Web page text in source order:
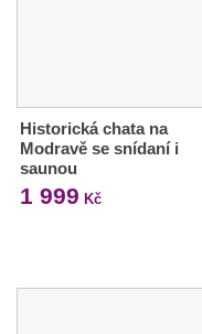
Historická chata na
Modravě se snídaní i
saunou
1 999 Kč